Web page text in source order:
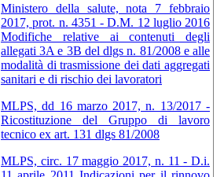
Ministero della salute, nota 7 febbraio
2017, prot. n. 4351 - D.M. 12 luglio 2016
Modifiche relative ai contenuti degli
allegati 3A e 3B del dlgs n. 81/2008 e alle
modalità di trasmissione dei dati aggregati
sanitari e di rischio dei lavoratori
MLPS, dd 16 marzo 2017, n. 13/2017 -
Ricostituzione del Gruppo di lavoro
tecnico ex art. 131 dlgs 81/2008
MLPS, circ. 17 maggio 2017, n. 11 - D.i.